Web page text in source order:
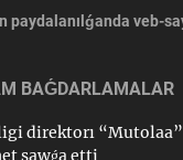
paydalanılǵanda veb-
BAǴDARLAMALAR
direktorı “Mutolaa”